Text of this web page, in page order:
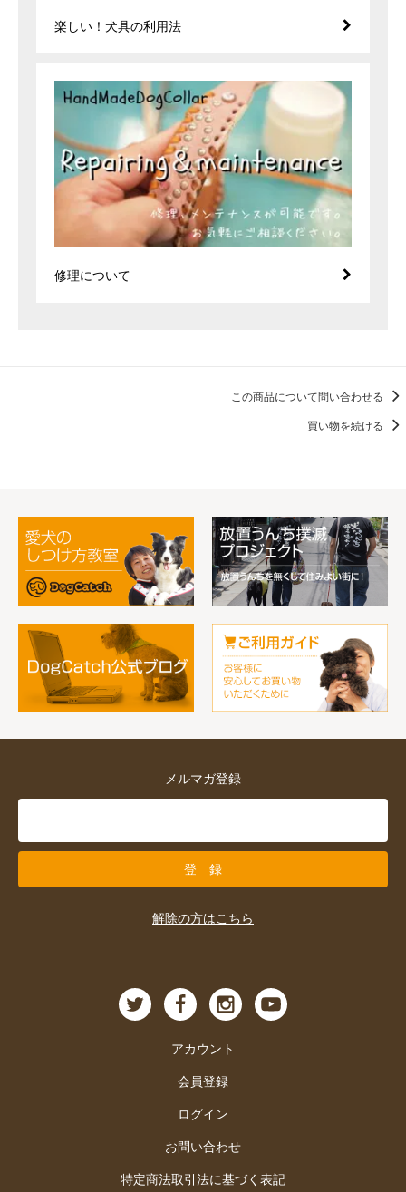
楽しい！犬具の利用法
修理について
この商品について問い合わせる
買い物を続ける
メルマガ登録
解除の方はこちら
アカウント
会員登録
ログイン
お問い合わせ
特定商法取引法に基づく表記